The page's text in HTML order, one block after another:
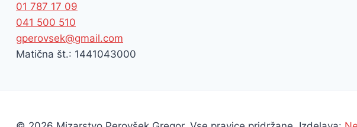
01 787 17 09
041 500 510
gperovsek@gmail.com
Matična št.: 1441043000